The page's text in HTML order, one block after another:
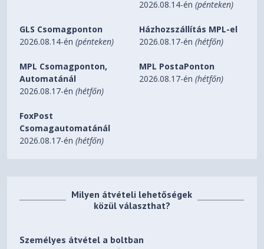
2026.08.14-én(pénteken)
GLS Csomagponton
2026.08.14-én(pénteken)
Házhozszállítás MPL-el
2026.08.17-én(hétfőn)
MPL Csomagponton,
Automatánál
2026.08.17-én(hétfőn)
MPL PostaPonton
2026.08.17-én(hétfőn)
FoxPost
Csomagautomatánál
2026.08.17-én(hétfőn)
Milyen átvételi lehetőségek
közül választhat?
Személyes átvétel a boltban